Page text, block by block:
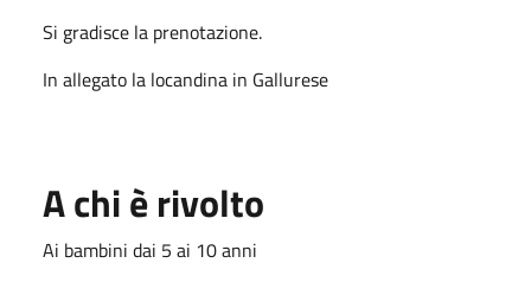
Si gradisce la prenotazione.
In allegato la locandina in Gallurese
A chi è rivolto
Ai bambini dai 5 ai 10 anni